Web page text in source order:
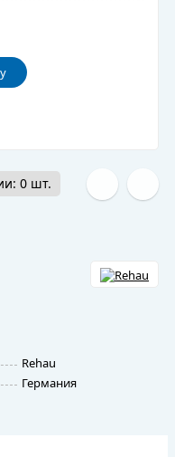
0 шт.
Rehau
Германия